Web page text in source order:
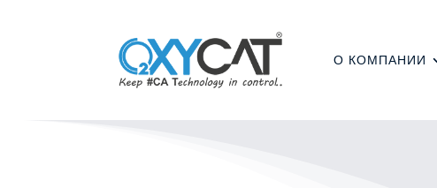
О КОМПАНИИ